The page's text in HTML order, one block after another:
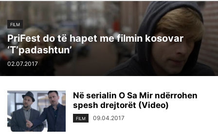
FILM
PriFest do të hapet me filmin kosovar
‘T’padashtun’
02.07.2017
Në serialin O Sa Mir ndërrohen
spesh drejtorët (Video)
FILM 09.04.2017